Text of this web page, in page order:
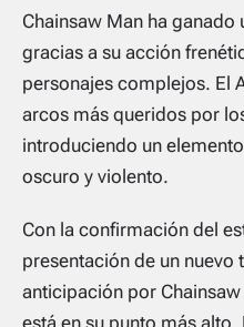
Chainsaw Man ha ganado
gracias a su acción
personajes complejos. El
arcos más queridos por
introduciendo un
oscuro y violento.
Con la confirmación del
presentación de un
anticipación por